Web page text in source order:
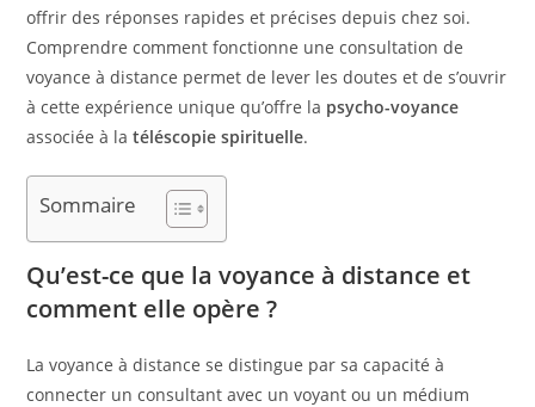
offrir des réponses rapides et précises depuis chez soi.
Comprendre comment fonctionne une consultation de
voyance à distance permet de lever les doutes et de s’ouvrir
à cette expérience unique qu’offre la psycho-voyance
associée à latéléscopie spirituelle.
Sommaire
Qu’est-ce que la voyance à distance et
comment elle opère ?
La voyance à distance se distingue par sa capacité à
connecter un consultant avec un voyant ou un médium